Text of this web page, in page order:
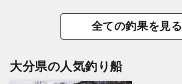
全ての釣果を見る
大分県の人気釣り船